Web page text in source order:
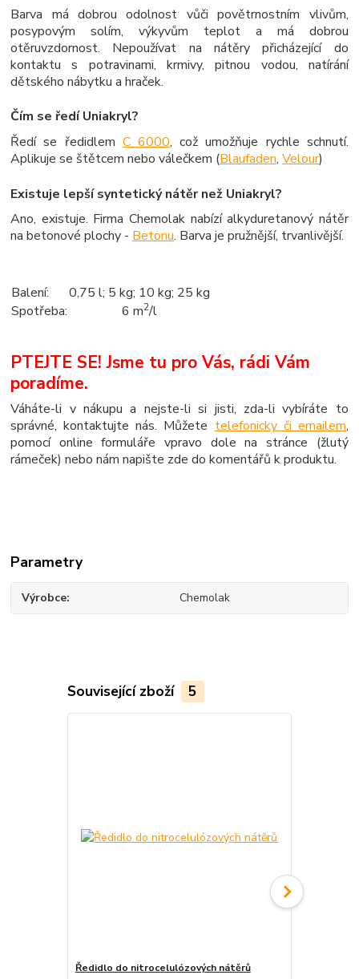
Barva má dobrou odolnost vůči povětrnostním vlivům,
posypovým solím, výkyvům teplot a má dobrou
otěruvzdornost. Nepoužívat na nátěry přicházející do
kontaktu s potravinami, krmivy, pitnou vodou, natírání
dětského nábytku a hraček.
Čím se ředí Uniakryl?
Ředí se ředidlem C 6000, což umožňuje rychle schnutí.
Aplikuje se štětcem nebo válečkem (Blaufaden,Velour)
Existuje lepší syntetický nátěr než Uniakryl?
Ano, existuje. Firma Chemolak nabízí alkyduretanový nátěr
na betonové plochy - Betonu. Barva je pružnější, trvanlivější.
Balení:
0,75 l; 5 kg; 10 kg; 25 kg
Spotřeba:
6 m2/l
PTEJTE SE! Jsme tu pro Vás, rádi Vám
poradíme.
Váháte-li v nákupu a nejste-li si jisti, zda-li vybíráte to
správné, kontaktujte nás. Můžete telefonicky či emailem,
pomocí online formuláře vpravo dole na stránce (žlutý
rámeček) nebo nám napište zde do komentářů k produktu.
Parametry
Výrobce Chemolak
Související zboží 5
Ředidlo do nitrocelulózových nátěrů